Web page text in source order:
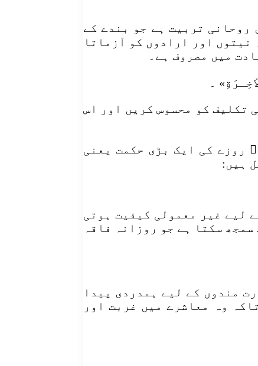
تربیت ہے جو بندے کے
نیتوں اور ارادوں کو آزماتا
میں مصروف ہے۔
تکلیف کو محسوس کریں اور اس
روزے کی ایک بڑی حکمت یعنی
ہیں:
لیے غیر معمولی کیفیت ہوتی
سکتا ہے جو روزانہ فاقہ
مندوں کے لیے ہمدردی پیدا
وہ معاشرے میں غربت اور